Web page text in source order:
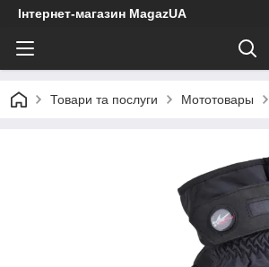
Інтернет-магазин MagazUA
Товари та послуги Мототовары